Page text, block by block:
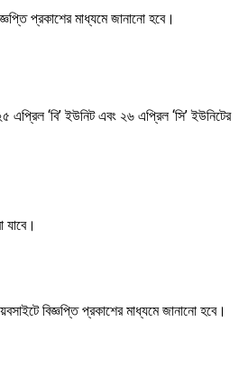
প্রকাশের মাধ্যমে জানানো হবে।
‘বি’ ইউনিট এবং ২৬ এপ্রিল ‘সি’ ইউনিটের
বিজ্ঞপ্তি প্রকাশের মাধ্যমে জানানো হবে।